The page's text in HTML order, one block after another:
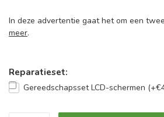
In deze advertentie gaat het om een
meer.
Reparatieset:
Gereedschapsset LCD-schermen